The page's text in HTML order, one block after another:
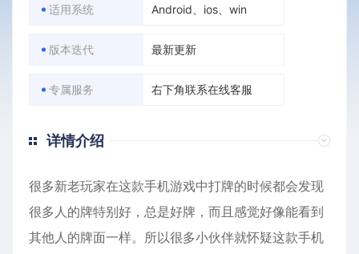
适用系统 Android、ios、win
版本迭代 最新更新
专属服务 右下角联系在线客服
详情介绍
很多新老玩家在这款手机游戏中打牌的时候都会发现
很多人的牌特别好，总是好牌，而且感觉好像能看到
其他人的牌面一样。所以很多小伙伴就怀疑这款手机